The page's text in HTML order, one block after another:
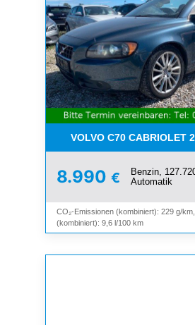
VOLVO C70 CABRIOLET
8.990 €
Benzin,
Automatik
CO₂-Emissionen (kombiniert): 229 g/
(kombiniert): 9,6 l/100 km